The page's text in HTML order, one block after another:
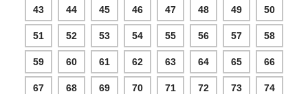
43 44 45 46 47 48 49 50
51 52 53 54 55 56 57 58
59 60 61 62 63 64 65 66
67 68 69 70 71 72 73 74